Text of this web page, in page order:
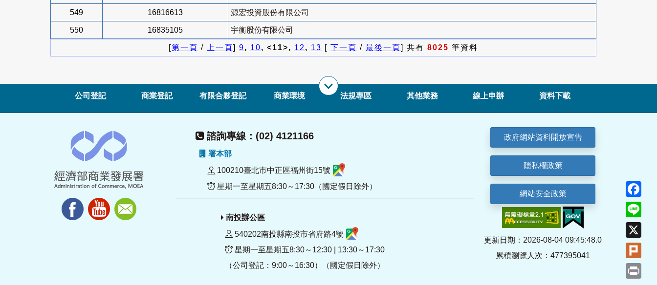
549 16816613 源宏投資股份有限公司
550 16835105 宇衡股份有限公司
[第一頁 / 上一頁] 9, 10, <11>, 12, 13 [ 下一頁 / 最後一頁] 共有 8025 筆資料
公司登記 商業登記 有限合夥登記 商業環境 法規專區 其他業務 線上申辦 資料下載
諮詢專線：(02) 4121166
署本部
100210臺北市中正區福州街15號
星期一至星期五8:30～17:30（國定假日除外）
南投辦公區
540202南投縣南投市省府路4號
星期一至星期五8:30～12:30 | 13:30～17:30
（公司登記：9:00～16:30）（國定假日除外）
政府網站資料開放宣告
隱私權政策
網站安全政策
更新日期：2026-08-04 09:45:48.0
累積瀏覽人次：477395041